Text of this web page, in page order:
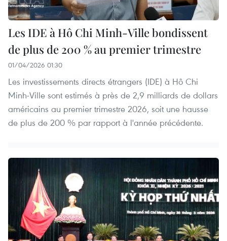
Les IDE à Hô Chi Minh-Ville bondissent
de plus de 200 % au premier trimestre
01/04/2026 01:30
Les investissements directs étrangers (IDE) à Hô Chi
Minh-Ville sont estimés à près de 2,9 milliards de dollars
américains au premier trimestre 2026, soit une hausse
de plus de 200 % par rapport à l'année précédente.